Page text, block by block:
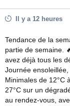
Il y a 12 heures
Tendance de la
partie de semaine.
avez déjà tous les
Journée
Minimales de 12°C
27°C sur un
au rendez-vous,